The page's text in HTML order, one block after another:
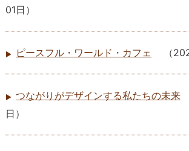
01日 ）
ピースフル・ワールド・カフェ （
つながりがデザインする私たちの未来
日 ）